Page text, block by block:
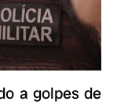
a golpes de